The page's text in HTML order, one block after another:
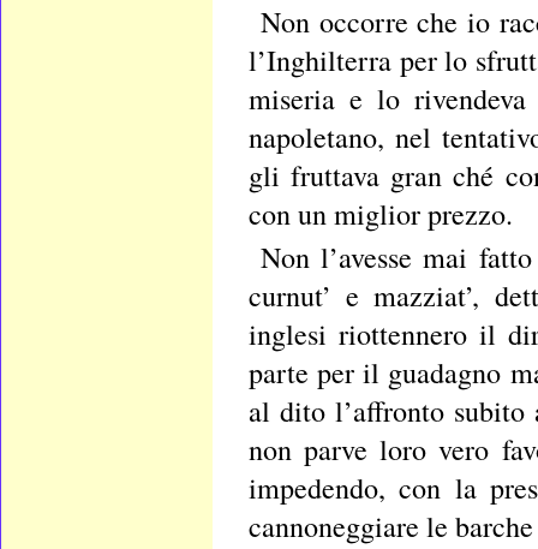
Non occorre che io
l’Inghilterra per lo
miseria e lo
napoletano, nel
gli fruttava gran ché
con un miglior prezzo.
Non l’avesse mai
curnut’ e mazziat’,
inglesi riottennero il
parte per il guadagno
al dito l’affronto
non parve loro vero
impedendo, con la
cannoneggiare le